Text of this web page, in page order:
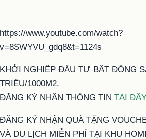
https://www.youtube.com/watch?
v=8SWYVU_gdq8&t=1124s
KHỞI NGHIỆP ĐẦU TƯ BẤT ĐỘNG
TRIỆU/1000M2.
ĐĂNG KÝ NHẬN THÔNG TIN TẠI ĐÂY
ĐĂNG KÝ NHẬN QUÀ TẶNG
VÀ DU LỊCH MIỄN PHÍ TẠI KHU